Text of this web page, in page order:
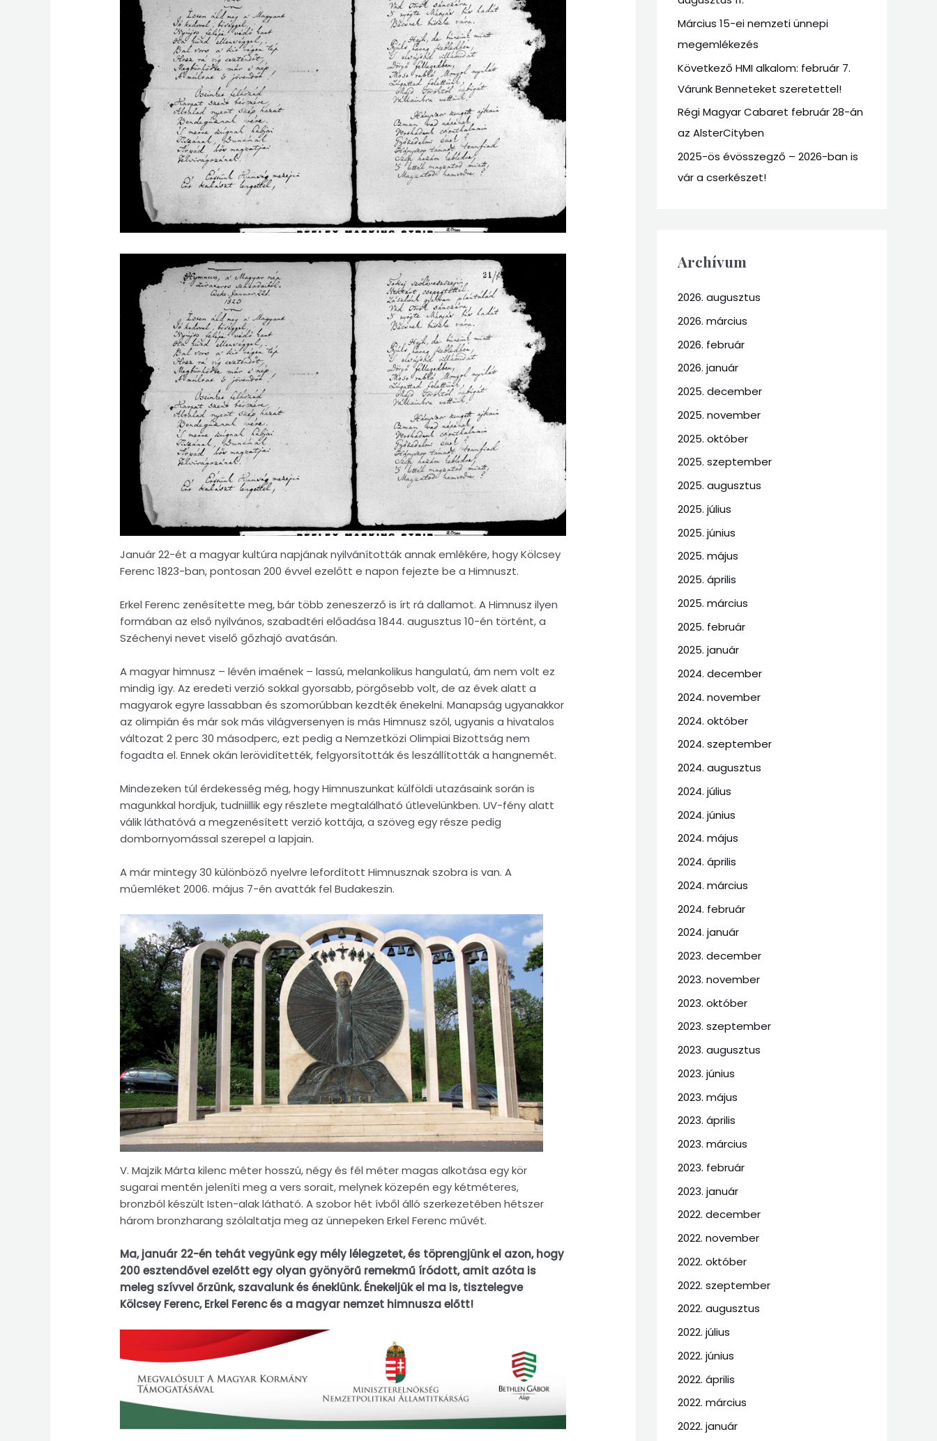
Január 22-ét a magyar kultúra napjának nyilvánították annak emlékére, hogy Kölcsey
Ferenc 1823-ban, pontosan 200 évvel ezelőtt e napon fejezte be a Himnuszt.
Erkel Ferenc zenésítette meg, bár több zeneszerző is írt rá dallamot. A Himnusz ilyen
formában az első nyilvános, szabadtéri előadása 1844. augusztus 10-én történt, a
Széchenyi nevet viselő gőzhajó avatásán.
A magyar himnusz – lévén imaének – lassú, melankolikus hangulatú, ám nem volt ez
mindig így. Az eredeti verzió sokkal gyorsabb, pörgősebb volt, de az évek alatt a
magyarok egyre lassabban és szomorúbban kezdték énekelni. Manapság ugyanakkor
az olimpián és már sok más világversenyen is más Himnusz szól, ugyanis a hivatalos
változat 2 perc 30 másodperc, ezt pedig a Nemzetközi Olimpiai Bizottság nem
fogadta el. Ennek okán lerövidítették, felgyorsították és leszállították a hangnemét.
Mindezeken túl érdekesség még, hogy Himnuszunkat külföldi utazásaink során is
magunkkal hordjuk, tudniillik egy részlete megtalálható útlevelünkben. UV-fény alatt
válik láthatóvá a megzenésített verzió kottája, a szöveg egy része pedig
dombornyomással szerepel a lapjain.
A már mintegy 30 különböző nyelvre lefordított Himnusznak szobra is van. A
műemléket 2006. május 7-én avatták fel Budakeszin.
V. Majzik Márta kilenc méter hosszú, négy és fél méter magas alkotása egy kör
sugarai mentén jeleníti meg a vers sorait, melynek közepén egy kétméteres,
bronzból készült Isten-alak látható. A szobor hét ívből álló szerkezetében hétszer
három bronzharang szólaltatja meg az ünnepeken Erkel Ferenc művét.
Ma, január 22-én tehát vegyünk egy mély lélegzetet, és töprengjünk el azon, hogy
200 esztendővel ezelőtt egy olyan gyönyörű remekmű íródott, amit azóta is
meleg szívvel őrzünk, szavalunk és éneklünk. Énekeljük el ma is, tisztelegve
Kölcsey Ferenc, Erkel Ferenc és a magyar nemzet himnusza előtt!
r
:
Március 15-ei nemzeti ünnepi
megemlékezés
Következő HMI alkalom: február 7.
Várunk Benneteket szeretettel!
Régi Magyar Cabaret február 28-án
az AlsterCityben
2025-ös évösszegző – 2026-ban is
vár a cserkészet!
Archívum
2026. augusztus
2026. március
2026. február
2026. január
2025. december
2025. november
2025. október
2025. szeptember
2025. augusztus
2025. július
2025. június
2025. május
2025. április
2025. március
2025. február
2025. január
2024. december
2024. november
2024. október
2024. szeptember
2024. augusztus
2024. július
2024. június
2024. május
2024. április
2024. március
2024. február
2024. január
2023. december
2023. november
2023. október
2023. szeptember
2023. augusztus
2023. június
2023. május
2023. április
2023. március
2023. február
2023. január
2022. december
2022. november
2022. október
2022. szeptember
2022. augusztus
2022. július
2022. június
2022. április
2022. március
2022. január